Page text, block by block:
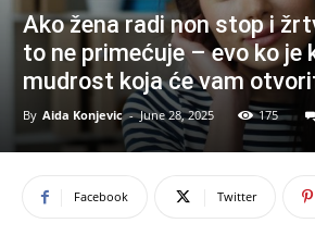
Ako žena radi non stop i
to ne primećuje – evo ko je
mudrost koja će vam
By Aida Konjevic - June 28, 2025 175
Facebook Twitter